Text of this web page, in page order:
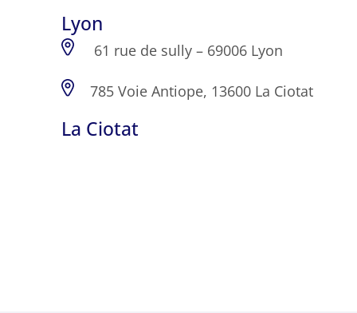
Lyon
61 rue de sully – 69006 Lyon
785 Voie Antiope, 13600 La Ciotat
La Ciotat